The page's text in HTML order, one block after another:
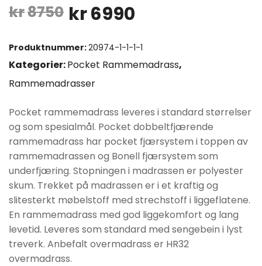
kr8750 Opprinnelig
pris
var:
kr8750.
kr6990
pris
er:
Produktnummer:20974-1-1-1-1
Kategorier:Pocket Rammemadrass,
Rammemadrasser
Pocket rammemadrass leveres i standard størrelser
og som spesialmål. Pocket dobbeltfjærende
rammemadrass har pocket fjærsystem i toppen av
rammemadrassen og Bonell fjærsystem som
underfjæring. Stopningen i madrassen er polyester
skum. Trekket på madrassen er i et kraftig og
slitesterkt møbelstoff med strechstoff i liggeflatene.
En rammemadrass med god liggekomfort og lang
levetid. Leveres som standard med sengebein i lyst
treverk. Anbefalt overmadrass er HR32
overmadrass.